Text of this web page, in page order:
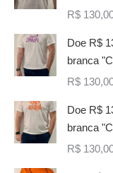
R$
Doe R$
branca
R$
Doe R$
branca
R$